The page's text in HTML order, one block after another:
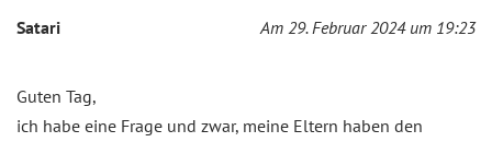
Satari Am 29. Februar 2024 um 19:23
Guten Tag,
ich habe eine Frage und zwar, meine Eltern haben den